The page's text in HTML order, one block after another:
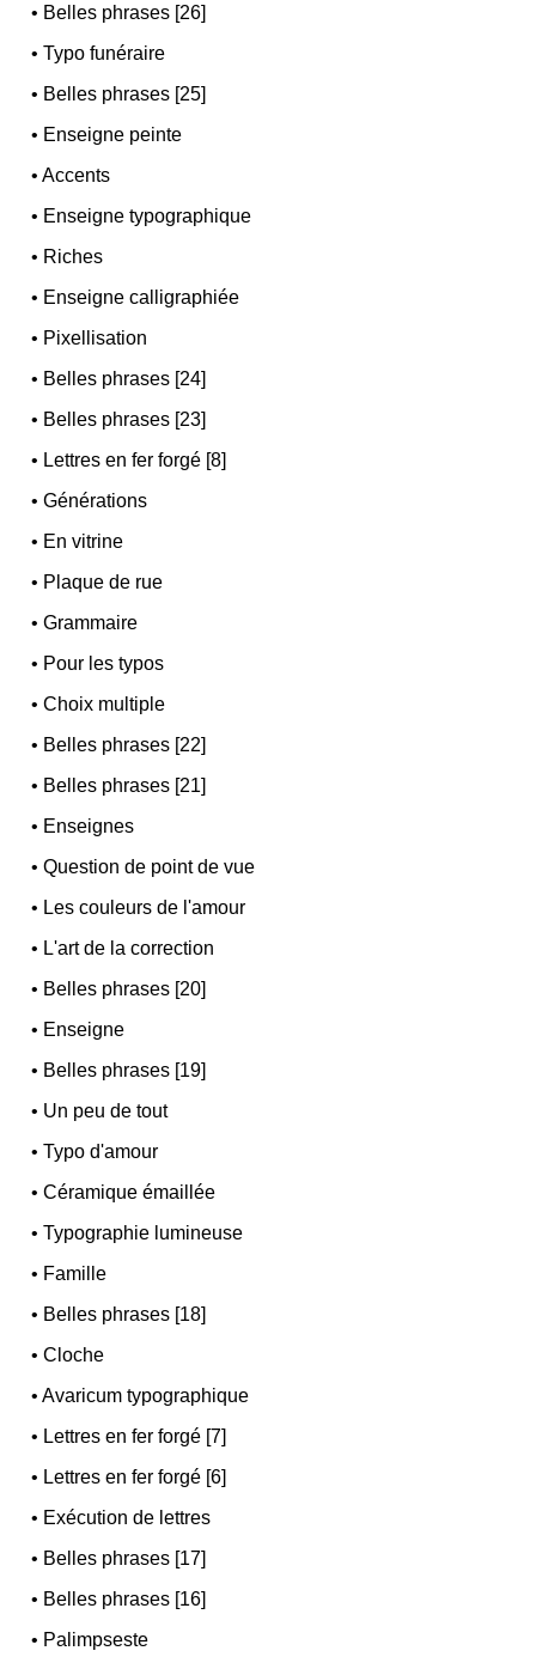
• Belles phrases [26]
•Typo funéraire
• Belles phrases [25]
• Enseigne peinte
•Accents
• Enseigne typographique
• Riches
• Enseigne calligraphiée
• Pixellisation
• Belles phrases [24]
• Belles phrases [23]
• Lettres en fer forgé [8]
•Générations
• En vitrine
• Plaque de rue
•Grammaire
• Pour les typos
•Choix multiple
• Belles phrases [22]
• Belles phrases [21]
• Enseignes
•Question de point de vue
• Les couleurs de l'amour
• L'art de la correction
• Belles phrases [20]
• Enseigne
• Belles phrases [19]
• Un peu de tout
•Typo d'amour
•Céramique émaillée
•Typographie lumineuse
• Famille
• Belles phrases [18]
•Cloche
•Avaricum typographique
• Lettres en fer forgé [7]
• Lettres en fer forgé [6]
• Exécution de lettres
• Belles phrases [17]
• Belles phrases [16]
• Palimpseste